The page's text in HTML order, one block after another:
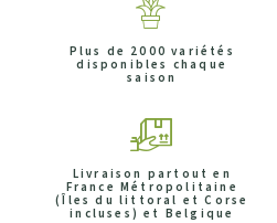
Plus de 2000 variétés
disponibles chaque
saison
Livraison partout en
France Métropolitaine
(Îles du littoral et Corse
incluses) et Belgique